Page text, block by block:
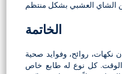
الخاتمة
نكهات، روائح، وفوايد صحية
الوقت. كل نوع له طابع خاص